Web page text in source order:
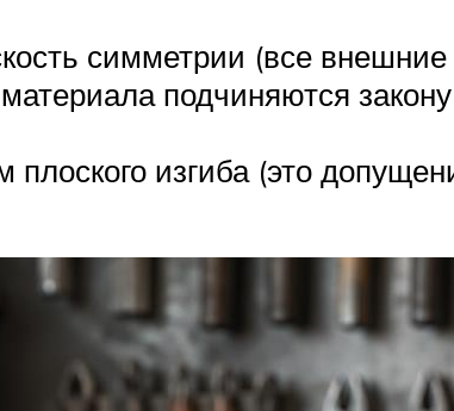
симметрии (все
подчиняются
изгиба (это